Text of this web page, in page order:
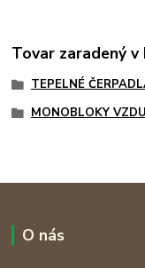
Tovar zaradený
TEPELNÉ
MONOBLOKY
O nás